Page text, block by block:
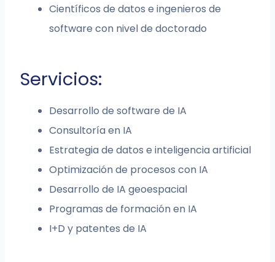
Científicos de datos e ingenieros de
software con nivel de doctorado
Servicios:
Desarrollo de software de IA
Consultoría en IA
Estrategia de datos e inteligencia artificial
Optimización de procesos con IA
Desarrollo de IA geoespacial
Programas de formación en IA
I+D y patentes de IA